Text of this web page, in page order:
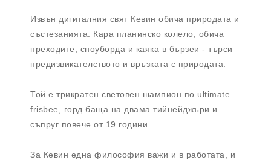
Извън дигиталния свят Кевин обича природата и
състезанията. Кара планинско колело, обича
преходите, сноуборда и каяка в бързеи - търси
предизвикателството и връзката с природата.
Той е трикратен световен шампион по ultimate
frisbee, горд баща на двама тийнейджъри и
съпруг повече от 19 години.
За Кевин една философия важи и в работата, и